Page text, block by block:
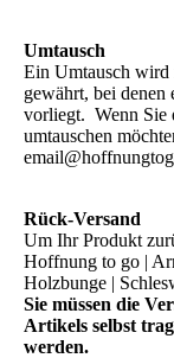
Umtausch
Ein Umtausch wird
gewährt, bei
vorliegt. Wenn Sie
umtauschen
Rück-Versand
Um Ihr Produkt
Hoffnung to go |
Holzbunge |
Sie müssen die
Artikels selbst
werden.